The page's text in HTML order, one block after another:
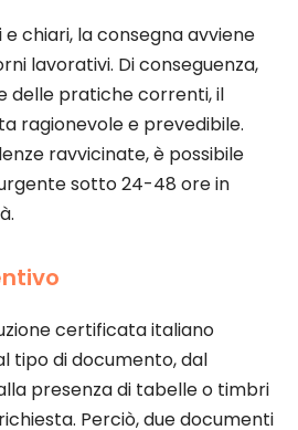
chiari, la consegna avviene
lavorativi. Di conseguenza,
delle pratiche correnti, il
ragionevole e prevedibile.
ravvicinate, è possibile
sotto 24-48 ore in
certificata italiano
tipo di documento, dal
presenza di tabelle o timbri
Perciò, due documenti